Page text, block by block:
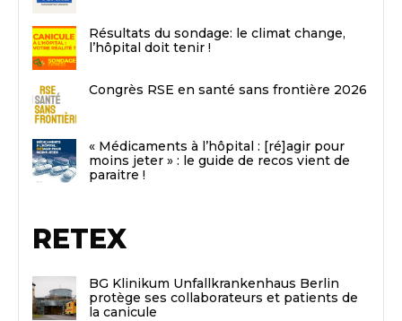
Résultats du sondage: le climat change,
l’hôpital doit tenir !
Congrès RSE en santé sans frontière 2026
« Médicaments à l’hôpital : [ré]agir pour
moins jeter » : le guide de recos vient de
paraitre !
RETEX
BG Klinikum Unfallkrankenhaus Berlin
protège ses collaborateurs et patients de
la canicule